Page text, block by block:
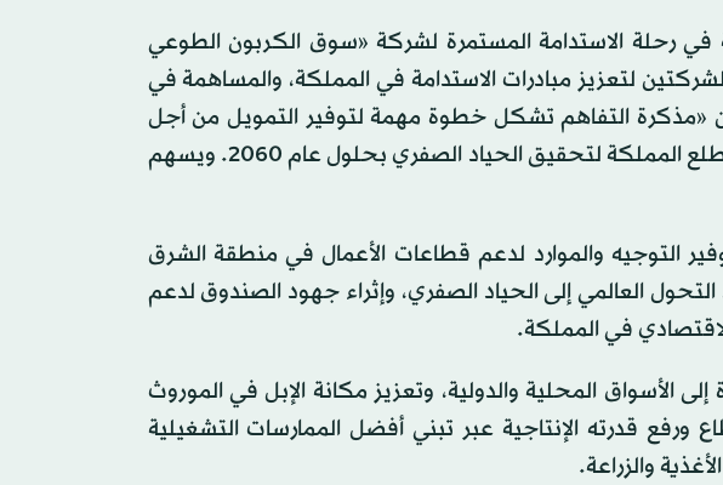
رحلة الاستدامة المستمرة لشركة «سوق الكربون الطوعي
لتعزيز مبادرات الاستدامة في المملكة، والمساهمة في
«مذكرة التفاهم تشكل خطوة مهمة لتوفير التمويل من أجل
مواجهة التغير المناخي في السوق السعودية، بما يتماشى مع تطلع المملكة لتحقيق الحياد الصفري بحلول عام 2060. ويسهم
التوجيه والموارد لدعم قطاعات الأعمال في منطقة الشرق
العالمي إلى الحياد الصفري، وإثراء جهود الصندوق لدعم
في المملكة.
الأسواق المحلية والدولية، وتعزيز مكانة الإبل في الموروث
قدرته الإنتاجية عبر تبني أفضل الممارسات التشغيلية
والزراعة.